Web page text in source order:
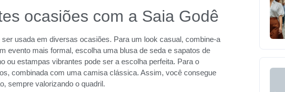
ocasiões com a Saia Godê
usada em diversas ocasiões. Para um look casual, combine-a
evento mais formal, escolha uma blusa de seda e sapatos de
ou estampas vibrantes pode ser a escolha perfeita. Para o
combinada com uma camisa clássica. Assim, você consegue
sempre valorizando o quadril.